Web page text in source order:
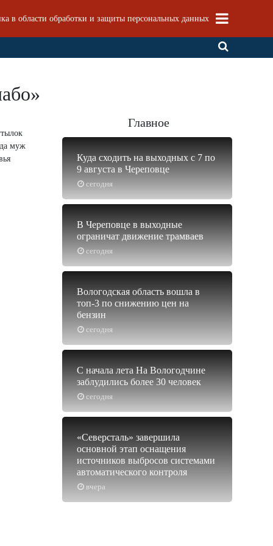
в области обработки и защиты персональных данных
муж
Главное
сегодня
Куда сходить на выходных с 7 по
9 августа в Череповце
сегодня
В Череповце в выходные
ограничат движение трамваев
сегодня
Вологодская область вошла в
топ-3 по снижению цен на
бензин
сегодня
С начала лета На Вологодчине
заблудились более 30 человек
вчера
«Северсталь» завершила
основной этап оснащения
источников выбросов системами
автоматического контроля